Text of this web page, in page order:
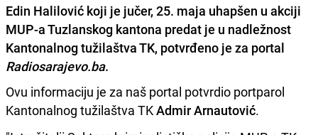
Edin Halilović koji je jučer, 25. maja uhapšen u akciji
MUP-a Tuzlanskog kantona predat je u nadležnost
Kantonalnog tužilaštva TK, potvrđeno je za portal
Radiosarajevo.ba.
Ovu informaciju je za naš portal potvrdio portparol
Kantonalnog tužilaštva TKAdmir Arnautović.